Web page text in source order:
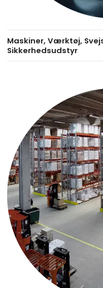
Maskiner, Værktøj,
Sikkerhedsudstyr